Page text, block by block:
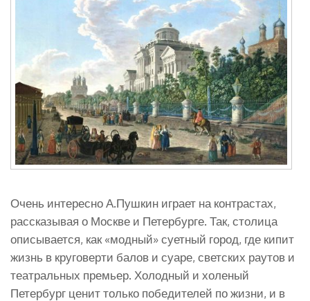
Очень интересно А.Пушкин играет на контрастах,
рассказывая о Москве и Петербурге. Так, столица
описывается, как «модный» суетный город, где кипит
жизнь в круговерти балов и суаре, светских раутов и
театральных премьер. Холодный и холеный
Петербург ценит только победителей по жизни, и в